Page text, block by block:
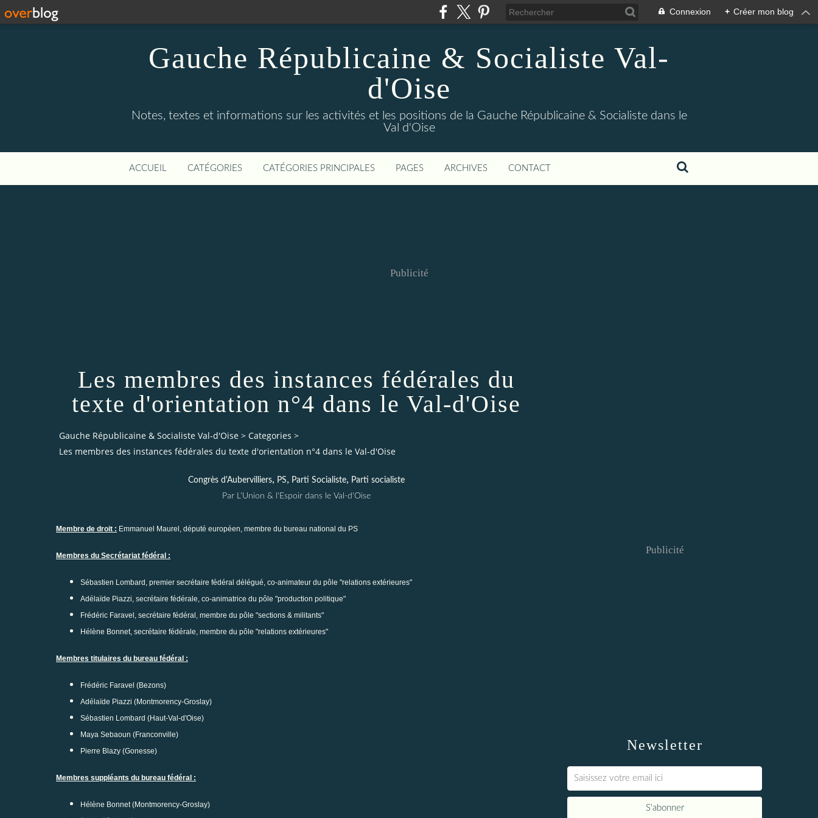
Connexion + Créer mon blog
Gauche Républicaine & Socialiste Val-
d'Oise
Notes, textes et informations sur les activités et les positions de la Gauche Républicaine & Socialiste dans le
Val d'Oise
ACCUEIL CATÉGORIES CATÉGORIES PRINCIPALES PAGES ARCHIVES CONTACT
Publicité
Les membres des instances fédérales du
texte d'orientation n°4 dans le Val-d'Oise
Gauche Républicaine & Socialiste Val-d'Oise > Categories >
Les membres des instances fédérales du texte d'orientation n°4 dans le Val-d'Oise
Congrès d'Aubervilliers, PS, Parti Socialiste, Parti socialiste
Par L'Union & l'Espoir dans le Val-d'Oise
Membre de droit : Emmanuel Maurel, député européen, membre du bureau national du PS
Membres du Secrétariat fédéral :
Sébastien Lombard, premier secrétaire fédéral délégué, co-animateur du pôle "relations extérieures"
Adélaïde Piazzi, secrétaire fédérale, co-animatrice du pôle "production politique"
Frédéric Faravel, secrétaire fédéral, membre du pôle "sections & militants"
Hélène Bonnet, secrétaire fédérale, membre du pôle "relations extérieures"
Membres titulaires du bureau fédéral :
Frédéric Faravel (Bezons)
Adélaïde Piazzi (Montmorency-Groslay)
Sébastien Lombard (Haut-Val-d'Oise)
Maya Sebaoun (Franconville)
Pierre Blazy (Gonesse)
Membres suppléants du bureau fédéral :
Hélène Bonnet (Montmorency-Groslay)
Newsletter
Publicité